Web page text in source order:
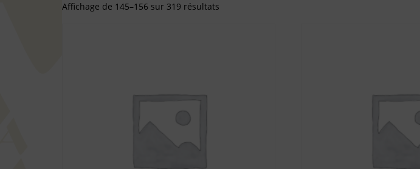
Affichage de 145–156 sur 319 résultats